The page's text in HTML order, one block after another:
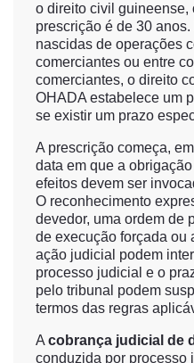
o direito civil guineense,
prescrição é de 30
nascidas de operações
comerciantes ou entre
comerciantes, o direito
OHADA estabelece um
se existir um prazo
A prescrição começa,
data em que a
efeitos devem ser
O reconhecimento
devedor, uma ordem de
de execução forçada ou
ação judicial podem
processo judicial e o
pelo tribunal podem
termos das regras
A cobrança judicial de
conduzida por processo